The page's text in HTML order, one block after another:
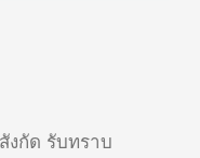
งกัด รับทราบ